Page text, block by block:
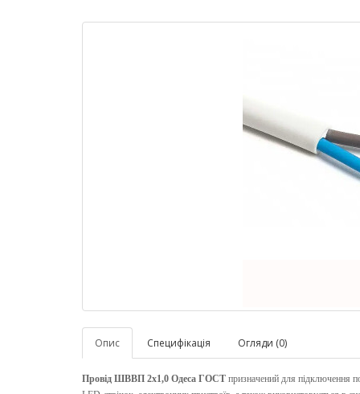
Опис Специфікація Огляди (0)
Провід ШВВП 2х1,0 Одеса ГОСТ призначений для підключення